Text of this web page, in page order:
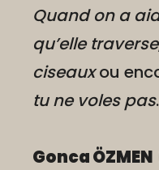
Quand on a
qu’elle traverse
ciseauxou
tu ne voles pas.
Gonca ÖZMEN